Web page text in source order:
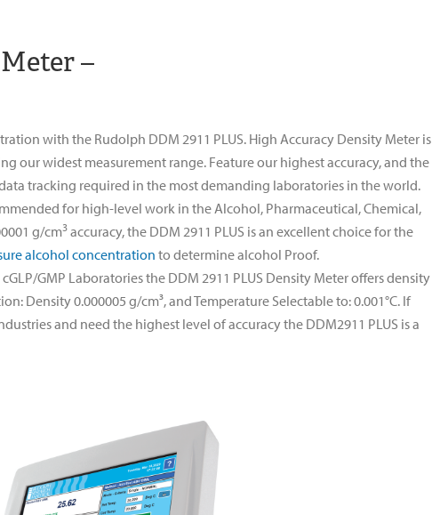
–
with the Rudolph DDM 2911 PLUS. High Accuracy Density Meter is
our widest measurement range. Feature our highest accuracy, and the
tracking required in the most demanding laboratories in the world.
for high-level work in the Alcohol, Pharmaceutical, Chemical,
g/cm3 accuracy, the DDM 2911 PLUS is an excellent choice for the
alcohol concentration to determine alcohol Proof.
GMP Laboratories the DDM 2911 PLUS Density Meter offers density
Density 0.000005 g/cm³, and Temperature Selectable to: 0.001°C. If
and need the highest level of accuracy the DDM2911 PLUS is a